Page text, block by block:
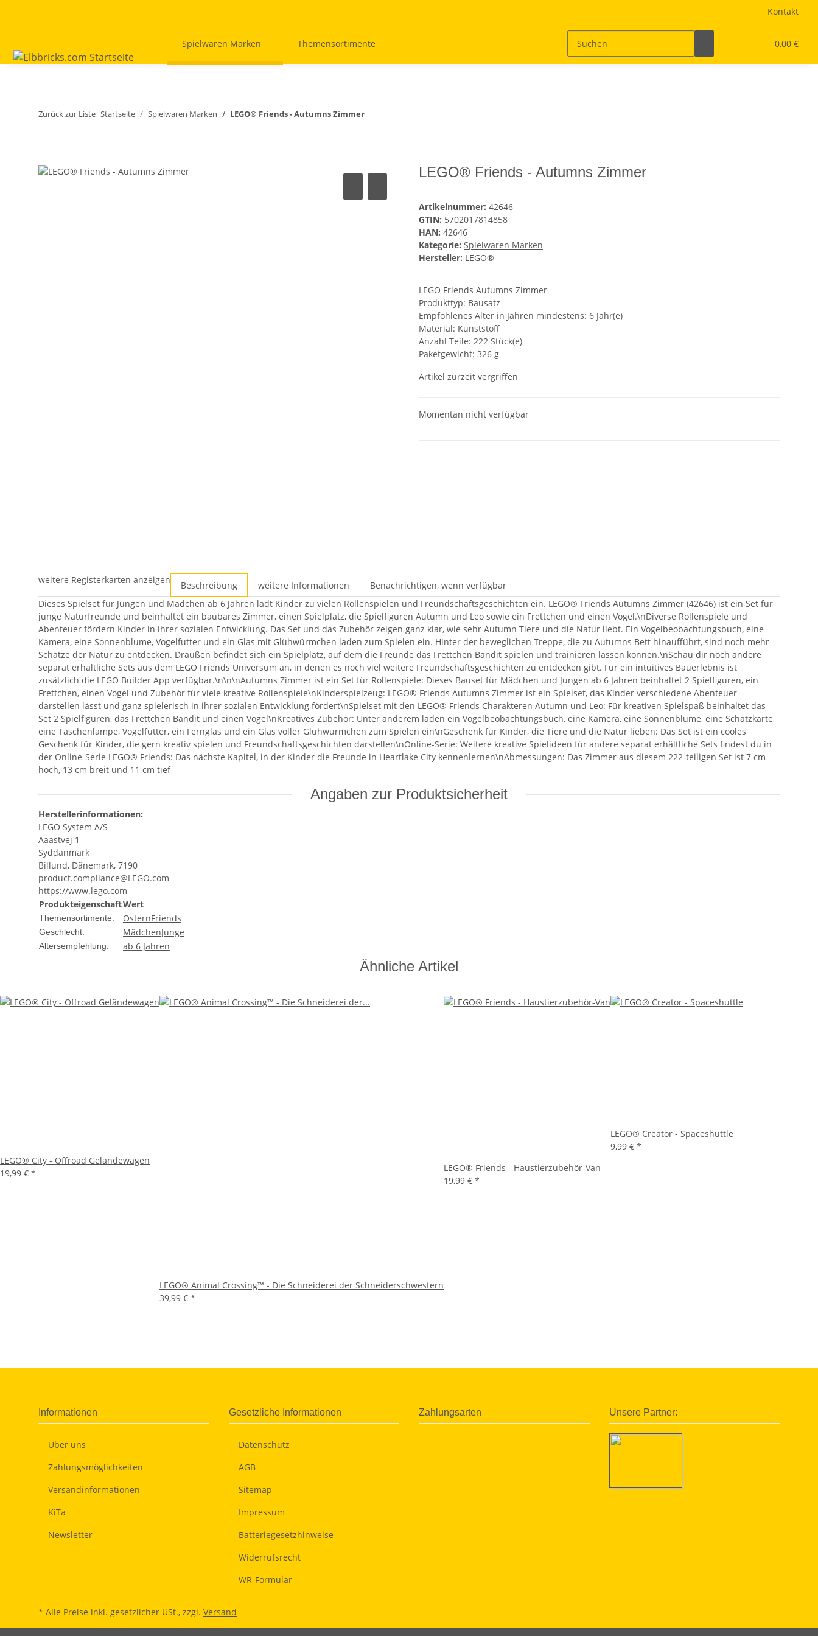
Kontakt
0,00 €
Spielwaren Marken Themensortimente
Zurück zur Liste Startseite Spielwaren Marken LEGO® Friends - Autumns Zimmer
LEGO® Friends - Autumns Zimmer
Artikelnummer: 42646
GTIN: 5702017814858
HAN: 42646
Kategorie: Spielwaren Marken
Hersteller: LEGO®
LEGO Friends Autumns Zimmer
Produkttyp: Bausatz
Empfohlenes Alter in Jahren mindestens: 6 Jahr(e)
Material: Kunststoff
Anzahl Teile: 222 Stück(e)
Paketgewicht: 326 g
Artikel zurzeit vergriffen
Momentan nicht verfügbar
weitere Registerkarten anzeigen Beschreibung weitere Informationen
Benachrichtigen, wenn verfügbar
Dieses Spielset für Jungen und Mädchen ab 6 Jahren lädt Kinder zu vielen Rollenspielen und Freundschaftsgeschichten ein. LEGO® Friends Autumns Zimmer (42646) ist ein Set für
junge Naturfreunde und beinhaltet ein baubares Zimmer, einen Spielplatz, die Spielfiguren Autumn und Leo sowie ein Frettchen und einen Vogel.\nDiverse Rollenspiele und
Abenteuer fördern Kinder in ihrer sozialen Entwicklung. Das Set und das Zubehör zeigen ganz klar, wie sehr Autumn Tiere und die Natur liebt. Ein Vogelbeobachtungsbuch, eine
Kamera, eine Sonnenblume, Vogelfutter und ein Glas mit Glühwürmchen laden zum Spielen ein. Hinter der beweglichen Treppe, die zu Autumns Bett hinaufführt, sind noch mehr
Schätze der Natur zu entdecken. Draußen befindet sich ein Spielplatz, auf dem die Freunde das Frettchen Bandit spielen und trainieren lassen können.\nSchau dir noch andere
separat erhältliche Sets aus dem LEGO Friends Universum an, in denen es noch viel weitere Freundschaftsgeschichten zu entdecken gibt. Für ein intuitives Bauerlebnis ist
zusätzlich die LEGO Builder App verfügbar.\n\n\nAutumns Zimmer ist ein Set für Rollenspiele: Dieses Bauset für Mädchen und Jungen ab 6 Jahren beinhaltet 2 Spielfiguren, ein
Frettchen, einen Vogel und Zubehör für viele kreative Rollenspiele\nKinderspielzeug: LEGO® Friends Autumns Zimmer ist ein Spielset, das Kinder verschiedene Abenteuer
darstellen lässt und ganz spielerisch in ihrer sozialen Entwicklung fördert\nSpielset mit den LEGO® Friends Charakteren Autumn und Leo: Für kreativen Spielspaß beinhaltet das
Set 2 Spielfiguren, das Frettchen Bandit und einen Vogel\nKreatives Zubehör: Unter anderem laden ein Vogelbeobachtungsbuch, eine Kamera, eine Sonnenblume, eine Schatzkarte,
eine Taschenlampe, Vogelfutter, ein Fernglas und ein Glas voller Glühwürmchen zum Spielen ein\nGeschenk für Kinder, die Tiere und die Natur lieben: Das Set ist ein cooles
Geschenk für Kinder, die gern kreativ spielen und Freundschaftsgeschichten darstellen\nOnline-Serie: Weitere kreative Spielideen für andere separat erhältliche Sets findest du in
der Online-Serie LEGO® Friends: Das nächste Kapitel, in der Kinder die Freunde in Heartlake City kennenlernen\nAbmessungen: Das Zimmer aus diesem 222-teiligen Set ist 7 cm
hoch, 13 cm breit und 11 cm tief
Angaben zur Produktsicherheit
Herstellerinformationen:
LEGO System A/S
Aaastvej 1
Syddanmark
Billund, Dänemark, 7190
product.compliance@LEGO.com
https://www.lego.com
ProdukteigenschaftWert
Themensortimente: OsternFriends
Geschlecht: MädchenJunge
Altersempfehlung: ab 6 Jahren
Ähnliche Artikel
LEGO® City - Offroad Geländewagen
19,99 € *
LEGO® Animal Crossing™ - Die Schneiderei der Schneiderschwestern
39,99 € *
LEGO® Friends - Haustierzubehör-Van
19,99 € *
LEGO® Creator - Spaceshuttle
9,99 € *
Informationen
Über uns
Zahlungsmöglichkeiten
Versandinformationen
KiTa
Newsletter
Gesetzliche Informationen
Datenschutz
AGB
Sitemap
Impressum
Batteriegesetzhinweise
Widerrufsrecht
WR-Formular
Zahlungsarten Unsere Partner:
* Alle Preise inkl. gesetzlicher USt., zzgl. Versand